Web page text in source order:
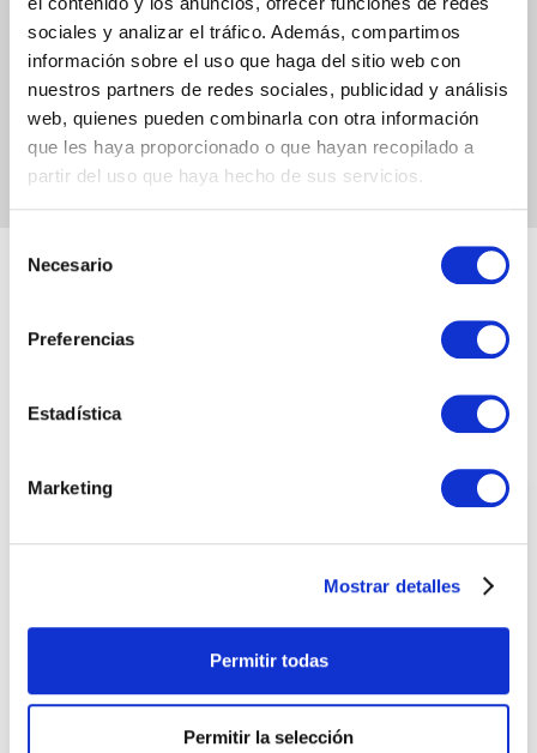
sociales y analizar el tráfico. Además, compartimos
información sobre el uso que haga del sitio web con
nuestros partners de redes sociales, publicidad y análisis
web, quienes pueden combinarla con otra información
que les haya proporcionado o que hayan recopilado a
partir del uso que haya hecho de sus servicios.
Necesario
Preferencias
Estadística
Marketing
Mostrar detalles
Permitir todas
Permitir la selección
contenido corporativo almacenado en
repositorios autorizados (como
SharePoint).
Dynamics 365 Sales por ti
Productividad acelerada en
tareas diarias
Copilot resume registros, destaca
actualizaciones recientes y genera contenido
relevante para emails o reuniones, reduciendo
significativamente el tiempo administrativo.